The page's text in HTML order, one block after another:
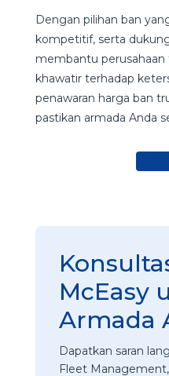
Dengan pilihan ban
kompetitif, serta
membantu perusahaan
khawatir terhadap
penawaran harga ban
pastikan armada Anda
McEasy
Armada
Dapatkan saran
Fleet